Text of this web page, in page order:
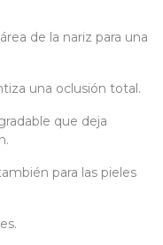
de la nariz para una
una oclusión total.
que deja
para las pieles